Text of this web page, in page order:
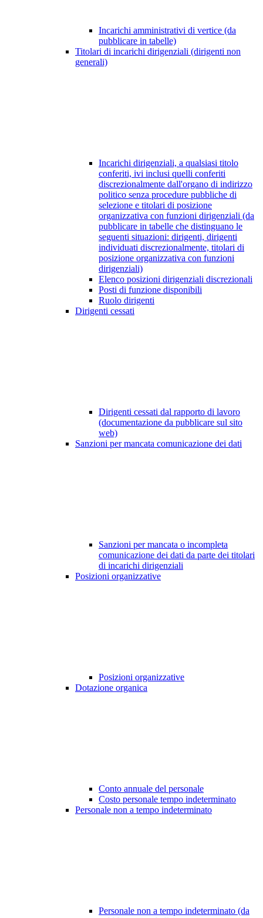
Incarichi amministrativi di vertice (da
pubblicare in tabelle)
Titolari di incarichi dirigenziali (dirigenti non
generali)
Incarichi dirigenziali, a qualsiasi titolo
conferiti, ivi inclusi quelli conferiti
discrezionalmente dall'organo di indirizzo
politico senza procedure pubbliche di
selezione e titolari di posizione
organizzativa con funzioni dirigenziali (da
pubblicare in tabelle che distinguano le
seguenti situazioni: dirigenti, dirigenti
individuati discrezionalmente, titolari di
posizione organizzativa con funzioni
dirigenziali)
Elenco posizioni dirigenziali discrezionali
Posti di funzione disponibili
Ruolo dirigenti
Dirigenti cessati
Dirigenti cessati dal rapporto di lavoro
(documentazione da pubblicare sul sito
web)
Sanzioni per mancata comunicazione dei dati
Sanzioni per mancata o incompleta
comunicazione dei dati da parte dei titolari
di incarichi dirigenziali
Posizioni organizzative
Posizioni organizzative
Dotazione organica
Conto annuale del personale
Costo personale tempo indeterminato
Personale non a tempo indeterminato
Personale non a tempo indeterminato (da